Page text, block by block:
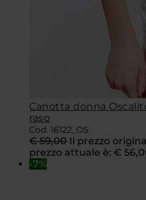
Canotta donna
raso
Cod. 16122_OS
€59,00 Il prezzo
prezzo attuale è: €
-7%